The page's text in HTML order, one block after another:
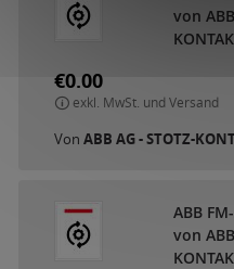
von
€0.00
exkl. MwSt. und Versand
Von ABB AG - STOTZ-
ABB
von